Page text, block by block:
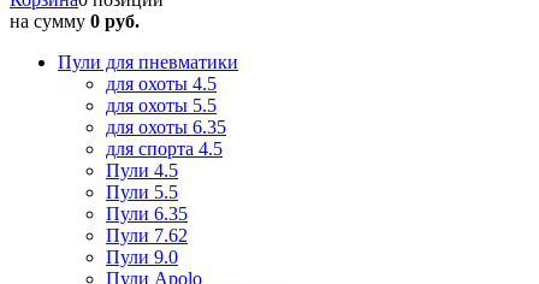
на сумму 0 руб.
Пули для пневматики
для охоты 4.5
для охоты 5.5
для охоты 6.35
для спорта 4.5
Пули 4.5
Пули 5.5
Пули 6.35
Пули 7.62
Пули 9.0
Пули Apolo